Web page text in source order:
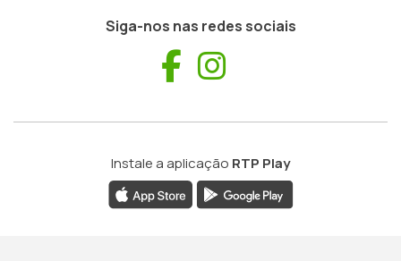
Siga-nos nas redes sociais
Facebook
Instale a aplicação RTP Play